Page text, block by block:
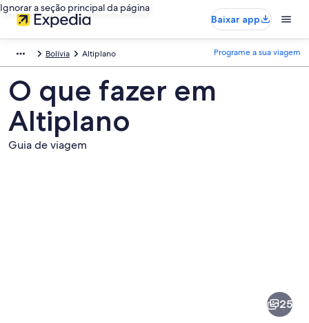
Ignorar a seção principal da página
Baixar app
Bolívia Altiplano Programe a sua viagem
O que fazer em
Altiplano
Guia de viagem
25